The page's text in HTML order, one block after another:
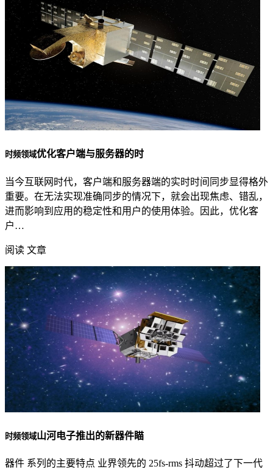
时频领域优化客户端与服务器的时
当今互联网时代，客户端和服务器端的实时时间同步显得格外
重要。在无法实现准确同步的情况下，就会出现焦虑、错乱，
进而影响到应用的稳定性和用户的使用体验。因此，优化客
户…
阅读 文章
时频领域山河电子推出的新器件瞄
器件 系列的主要特点 业界领先的 25fs-rms 抖动超过了下一代